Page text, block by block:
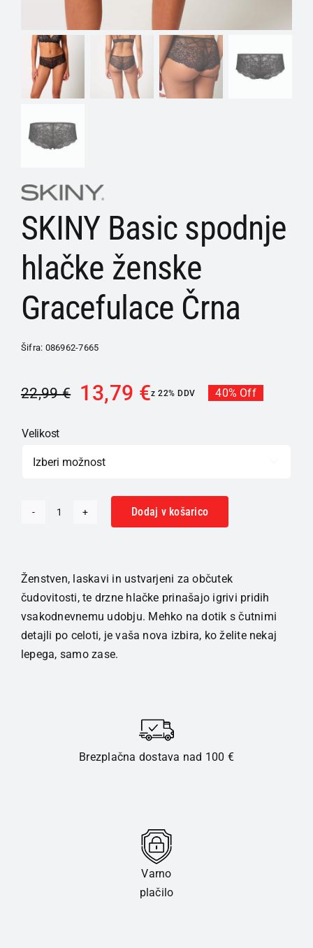
SKINY Basic spodnje
hlačke ženske
Gracefulace Črna
Šifra: 086962-7665
22,99€ 13,79 €z 22% DDV 40% Off
Velikost
hlačke
ženske
Gracefulace
Črna
količina
Dodaj v košarico
Ženstven, laskavi in ustvarjeni za občutek
čudovitosti, te drzne hlačke prinašajo igrivi pridih
vsakodnevnemu udobju. Mehko na dotik s čutnimi
detajli po celoti, je vaša nova izbira, ko želite nekaj
lepega, samo zase.
Brezplačna dostava nad 100 €
Varno
plačilo